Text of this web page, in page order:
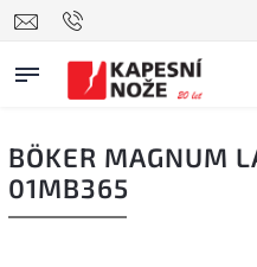
BÖKER MAGNUM
01MB365